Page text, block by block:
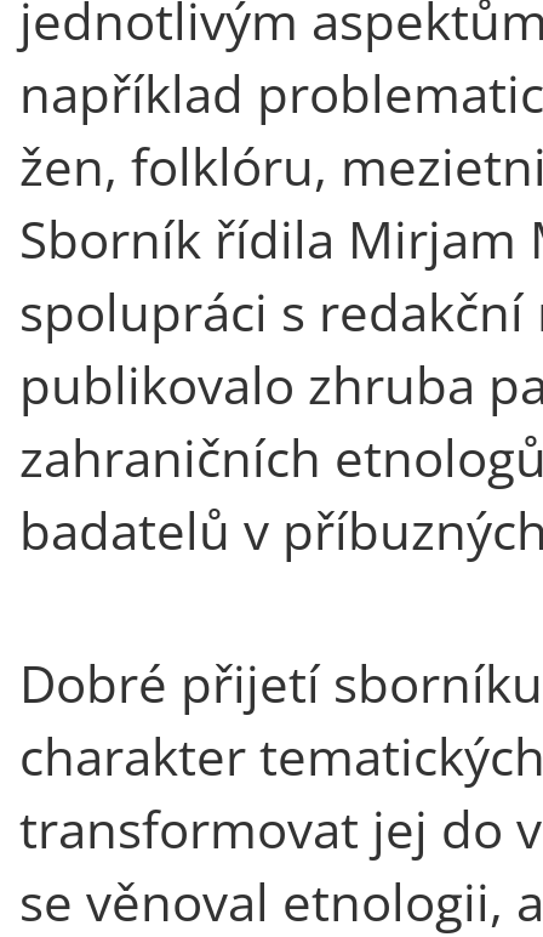
jednotlivým
například
žen, folklóru,
Sborník řídila Mirjam
spolupráci s
publikovalo zhruba
zahraničních
badatelů v
Dobré přijetí
charakter
transformovat jej do
se věnoval etnologii,